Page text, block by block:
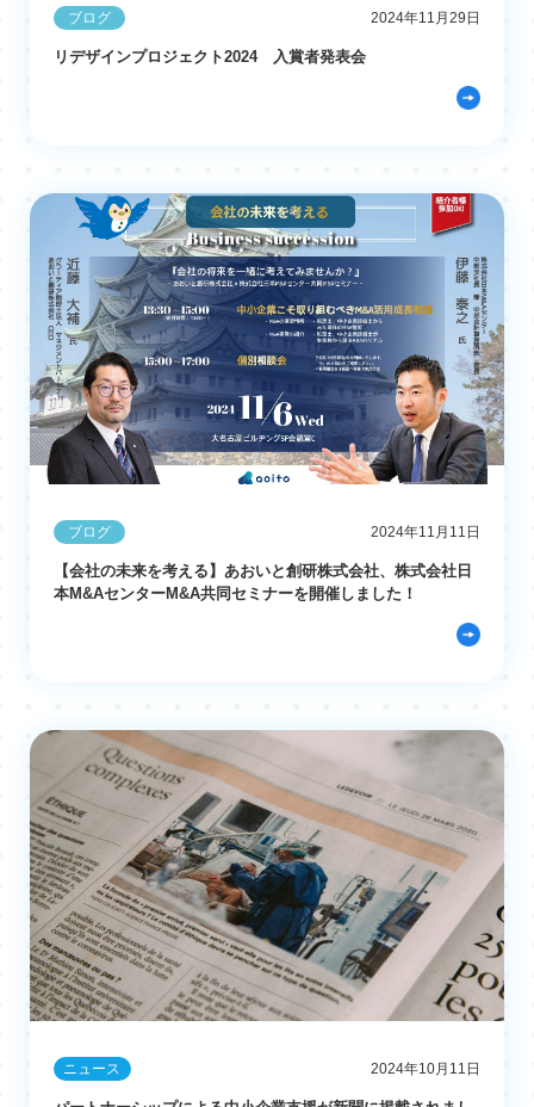
ブログ 2024年11月29日
リデザインプロジェクト2024 入賞者発表会
ブログ 2024年11月11日
【会社の未来を考える】あおいと創研株式会社、株式会社日
本M&AセンターM&A共同セミナーを開催しました！
ニュース 2024年10月11日